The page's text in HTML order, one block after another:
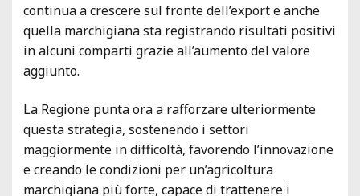
continua a crescere sul fronte dell’export e anche
quella marchigiana sta registrando risultati positivi
in alcuni comparti grazie all’aumento del valore
aggiunto.
La Regione punta ora a rafforzare ulteriormente
questa strategia, sostenendo i settori
maggiormente in difficoltà, favorendo l’innovazione
e creando le condizioni per un’agricoltura
marchigiana più forte, capace di trattenere i